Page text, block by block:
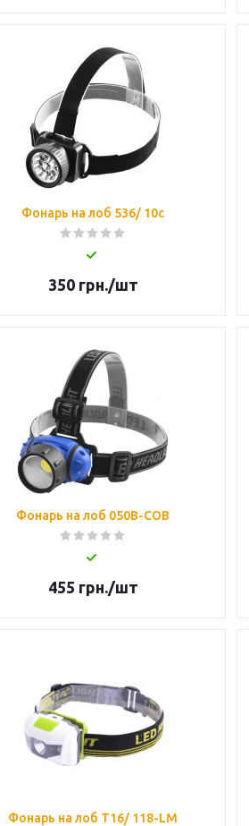
Фонарь на лоб 536/ 10c
350грн./шт
Фонарь на лоб 050B-COB
455 грн./шт
Фонарь на лоб T16/ 118-LM